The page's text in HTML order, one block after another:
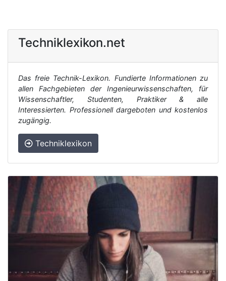
Techniklexikon.net
Das freie Technik-Lexikon. Fundierte Informationen zu
allen Fachgebieten der Ingenieurwissenschaften, für
Wissenschaftler, Studenten, Praktiker & alle
Interessierten. Professionell dargeboten und kostenlos
zugängig.
Techniklexikon